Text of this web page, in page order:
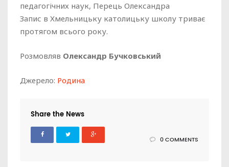
педагогічних наук, Перець Олександра
Запис в Хмельницьку католицьку школу триває
протягом всього року.
Розмовляв Олександр Бучковський
Джерело: Родина
Share the News
0 COMMENTS